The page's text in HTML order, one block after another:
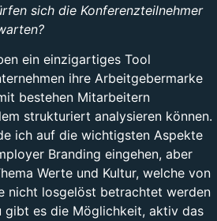
sich die Konferenzteilnehmer
ein einzigartiges Tool
ihre Arbeitgebermarke
bestehen Mitarbeitern
strukturiert analysieren können.
ich auf die wichtigsten Aspekte
Branding eingehen, aber
Werte und Kultur, welche von
nicht losgelöst betrachtet werden
gibt es die Möglichkeit, aktiv das